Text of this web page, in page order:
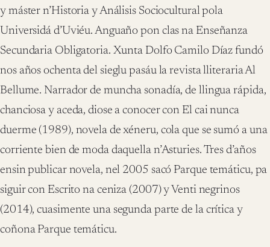
y máster n’Historia y Análisis Sociocultural pola
Universidá d’Uviéu. Anguaño pon clas na Enseñanza
Secundaria Obligatoria. Xunta Dolfo Camilo Díaz fundó
nos años ochenta del sieglu pasáu la revista lliteraria Al
Bellume. Narrador de muncha sonadía, de llingua rápida,
chanciosa y aceda, diose a conocer con El cai nunca
duerme (1989), novela de xéneru, cola que se sumó a una
corriente bien de moda daquella n’Asturies. Tres d’años
ensin publicar novela, nel 2005 sacó Parque temáticu, pa
siguir con Escrito na ceniza (2007) y Venti negrinos
(2014), cuasimente una segunda parte de la crítica y
coñona Parque temáticu.